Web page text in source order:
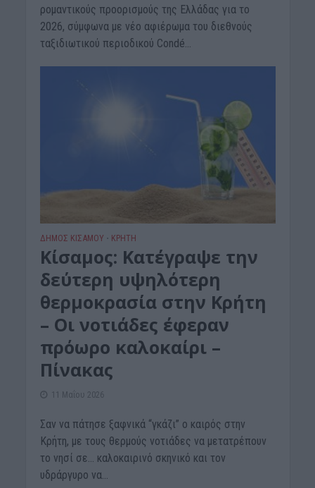
ρομαντικούς προορισμούς της Ελλάδας για το
2026, σύμφωνα με νέο αφιέρωμα του διεθνούς
ταξιδιωτικού περιοδικού Condé...
ΔΉΜΟΣ ΚΙΣΆΜΟΥ • ΚΡΗΤΗ
Κίσαμος: Κατέγραψε την
δεύτερη υψηλότερη
θερμοκρασία στην Κρήτη
– Οι νοτιάδες έφεραν
πρόωρο καλοκαίρι –
Πίνακας
11 Μαΐου 2026
Σαν να πάτησε ξαφνικά “γκάζι” ο καιρός στην
Κρήτη, με τους θερμούς νοτιάδες να μετατρέπουν
το νησί σε… καλοκαιρινό σκηνικό και τον
υδράργυρο να...